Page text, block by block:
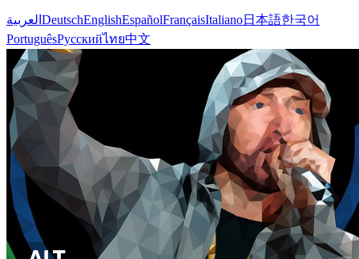
العربية DeutschEnglishEspañolFrançaisItaliano日本語한국어
PortuguêsРусскийไทย中文